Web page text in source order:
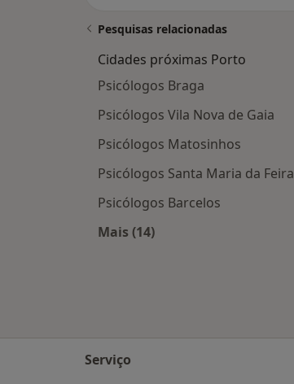
Pesquisas relacionadas
Cidades próximas Porto
Psicólogos Braga
Psicólogos Vila Nova de Gaia
Psicólogos Matosinhos
Psicólogos Santa Maria da Feira
Psicólogos Barcelos
Mais (14)
Serviço